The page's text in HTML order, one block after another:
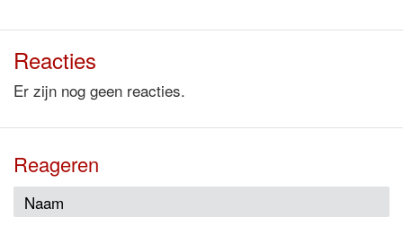
Reacties
Er zijn nog geen reacties.
Reageren